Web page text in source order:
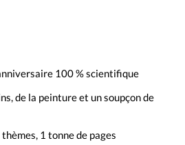
100 % scientifique
de la peinture et un soupçon de
1 tonne de pages